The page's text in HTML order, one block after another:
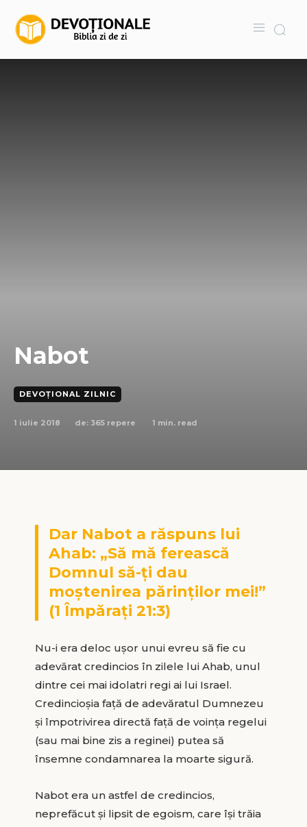
Nabot
DEVOȚIONAL ZILNIC
1 iulie 2018 de: 365 repere 1 min. read
Dar Nabot a răspuns lui
Ahab: „Să mă ferească
Domnul să-ţi dau
moştenirea părinţilor mei!”
(1 Împăraţi 21:3)
Nu-i era deloc uşor unui evreu să fie cu
adevărat credincios în zilele lui Ahab, unul
dintre cei mai idolatri regi ai lui Israel.
Credincioşia faţă de adevăratul Dumnezeu
şi împotrivirea directă faţă de voinţa regelui
(sau mai bine zis a reginei) putea să
însemne condamnarea la moarte sigură.
Nabot era un astfel de credincios,
neprefăcut şi lipsit de egoism, care îşi trăia